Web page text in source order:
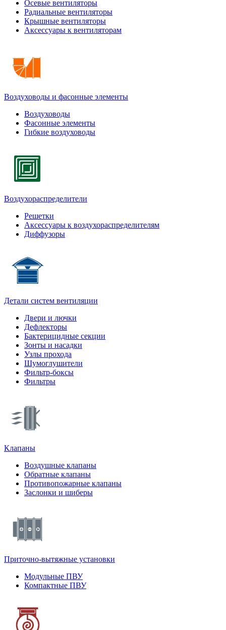
Осевые вентиляторы
Радиальные вентиляторы
Крышные вентиляторы
Аксессуары к вентиляторам
Воздуховоды и фасонные элементы
Воздуховоды
Фасонные элементы
Гибкие воздуховоды
Воздухораспределители
Решетки
Аксессуары к воздухораспределителям
Диффузоры
Детали систем вентиляции
Двери и лючки
Дефлекторы
Бактерицидные секции
Зонты и насадки
Узлы прохода
Шумоглушители
Фильтр-боксы
Фильтры
Клапаны
Воздушные клапаны
Обратные клапаны
Противопожарные клапаны
Заслонки и шиберы
Приточно-вытяжные установки
Модульные ПВУ
Компактные ПВУ